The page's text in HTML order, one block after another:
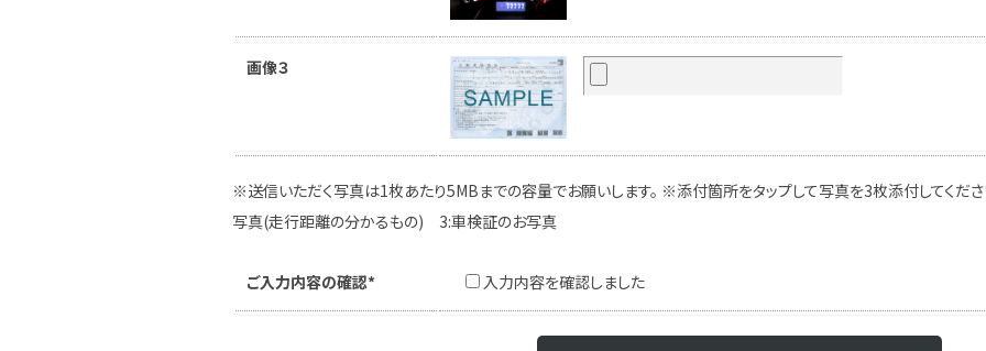
画像３
※送信いただく写真は1枚あたり5MBまでの容量でお願いします。 ※添付箇所をタップして写真を3枚添付してくだ
写真(走行距離の分かるもの) 3:車検証のお写真
ご入力内容の確認* 入力内容を確認しました